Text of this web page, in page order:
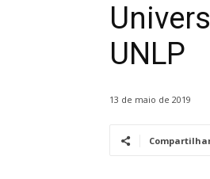
UNLP
13 de maio de 2019